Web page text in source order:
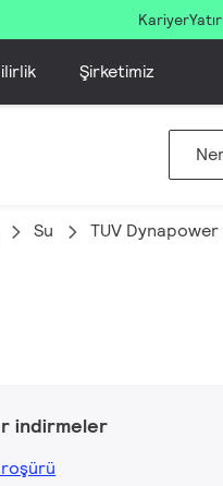
Kariyer
Şirketimiz
Su TUV
indirmeler